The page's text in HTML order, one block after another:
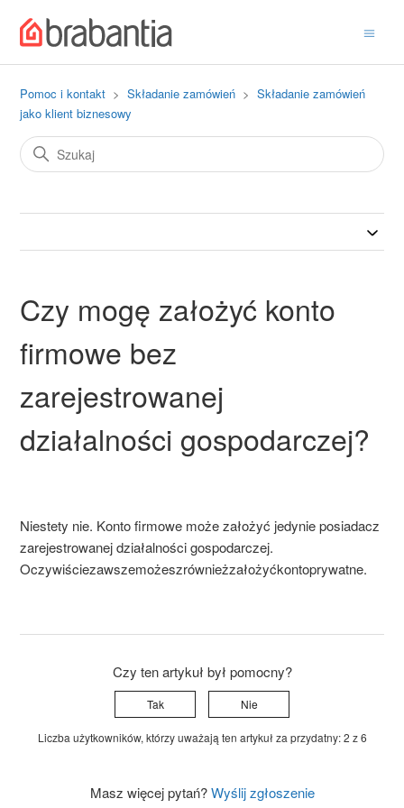
Pomoc i kontakt Składanie zamówień
Składanie zamówień
jako klient biznesowy
Czy mogę założyć konto
firmowe bez
zarejestrowanej
działalności gospodarczej?
Niestety nie. Konto firmowe może założyć jedynie posiadacz
zarejestrowanej działalności gospodarczej.
Oczywiściezawszemożeszrównieżzałożyćkontoprywatne.
Czy ten artykuł był pomocny?
Tak Nie
Liczba użytkowników, którzy uważają ten artykuł za przydatny: 2 z 6
Masz więcej pytań?Wyślij zgłoszenie